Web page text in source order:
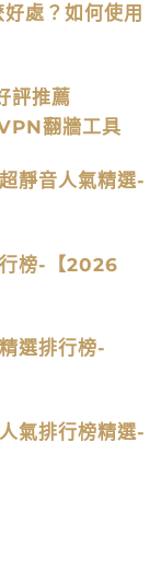
處？如何使用
評推薦
翻牆工具
靜音人氣精選-
榜-【2026
選排行榜-
氣排行榜精選-